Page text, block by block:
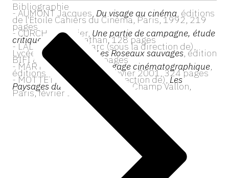
Bibliographie
- AUMONT Jacques, Du visage au cinéma, éditions
de l'Étoile Cahiers du Cinéma, Paris, 1992, 219
pages
- CURCHOD Olivier, Une partie de campagne, étude
critique, édition Nathan, 128 pages
- LALANNE Jean-Marc (sous la direction de),
Lycéens du Cinéma,Les Roseaux sauvages, édition
BIFI & CNC, 1998, 23 pages
- MARTIN Michel, Le Langage cinématographique,
éditions du Cerf, Paris, janvier 2001, 324 pages
- MOTTET Jean (sous la direction de),Les
Paysages du cinéma , éditions Champ Vallon,
Paris, février 1999, 265 pages